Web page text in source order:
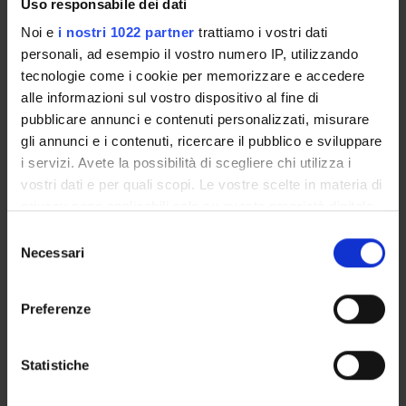
Uso responsabile dei dati
Noi e i nostri 1022 partner trattiamo i vostri dati
personali, ad esempio il vostro numero IP, utilizzando
tecnologie come i cookie per memorizzare e accedere
alle informazioni sul vostro dispositivo al fine di
pubblicare annunci e contenuti personalizzati, misurare
gli annunci e i contenuti, ricercare il pubblico e sviluppare
i servizi. Avete la possibilità di scegliere chi utilizza i
vostri dati e per quali scopi. Le vostre scelte in materia di
modificare o revocare il proprio consenso in qualsiasi
momento dalla Dichiarazione sui cookie o facendo clic
raccogliere informazioni sulla tua posizione
geografica, con un'approssimazione di qualche
delNecessari
Preferenze
Statistiche
Renata Raccanelli
Associate Professor
Licinia Ricottilli
Professore onorario
Maria Gabriella Rossetti
RESEARCH AREAS INVOLVED IN THE PROJECT
RESEARCH AREAS